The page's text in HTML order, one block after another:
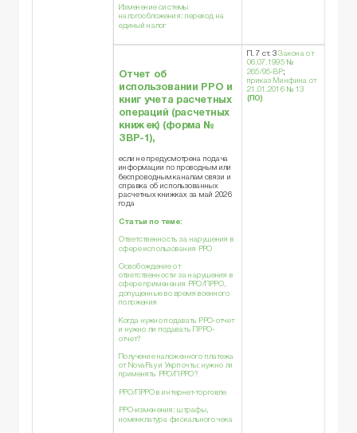
Изменение системы
налогообложения: переход на
единый налог
Отчет об
использовании РРО и
книг учета расчетных
операций (расчетных
книжек) (форма №
ЗВР-1),
если не предусмотрена подача
информации по проводным или
беспроводным каналам связи и
справка об использованных
расчетных книжках за май 2026
года
Статьи по теме:
Ответственность за нарушения в
сфере использования РРО
Освобождение от
ответственности за нарушения в
сфере применения РРО/ПРРО,
допущенные во время военного
положения
Когда нужно подавать РРО-отчет
и нужно ли подавать ПРРО-
отчет?
Получение наложенного платежа
от NovaРay и Укрпочты: нужно ли
применять РРО/ПРРО?
РРО/ПРРО в интернет-торговле
РРО-изменения: штрафы,
номенклатура фискального чека
П. 7 ст. 3Закона от
06.07.1995 №
265/95-ВР;
приказ Минфина от
21.01.2016 № 13
(ПО)